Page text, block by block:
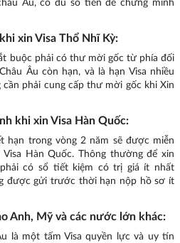
Âu, có đủ số tiền để chứng minh
xin Visa Thổ Nhĩ Kỳ:
buộc phải có thư mời gốc từ phía đối
Âu còn hạn, và là hạn Visa nhiều
cần phải cung cấp thư mời gốc khi Xin
khi xin Visa Hàn Quốc:
hạn trong vòng 2 năm sẽ được miễn
Hàn Quốc. Thông thường để xin
có sổ tiết kiệm có trị giá ít nhất
được gửi trước thời hạn nộp hồ sơ ít
Anh, Mỹ và các nước lớn khác:
là một tấm Visa quyền lực và uy tín